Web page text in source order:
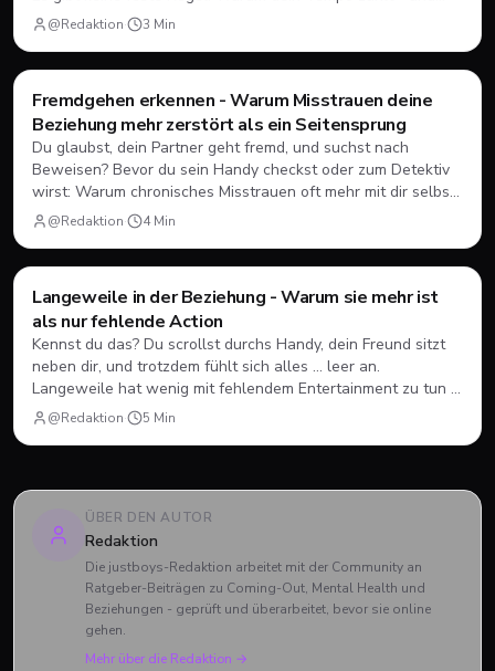
nicht die Meinung anderer.
@Redaktion· 3 Min
💘Dating
Fremdgehen erkennen - Warum Misstrauen deine
Beziehung mehr zerstört als ein Seitensprung
Du glaubst, dein Partner geht fremd, und suchst nach
Beweisen? Bevor du sein Handy checkst oder zum Detektiv
wirst: Warum chronisches Misstrauen oft mehr mit dir selbst
zu tun hat - und wie du damit umgehen kannst.
@Redaktion· 4Min
💘Dating
Langeweile in der Beziehung - Warum sie mehr ist
als nur fehlende Action
Kennst du das? Du scrollst durchs Handy, dein Freund sitzt
neben dir, und trotzdem fühlt sich alles … leer an.
Langeweile hat wenig mit fehlendem Entertainment zu tun -
und mehr mit dir selbst, als du denkst.
@Redaktion· 5 Min
ÜBER DEN AUTOR
Redaktion
Die justboys-Redaktion arbeitet mit der Community an
Ratgeber-Beiträgen zu Coming-Out, Mental Health und
Beziehungen - geprüft und überarbeitet, bevor sie online
gehen.
Mehr über die Redaktion →